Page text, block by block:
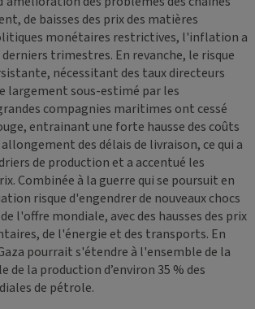
de baisses des prix des matières
monétaires restrictives, l'inflation a
trimestres. En revanche, le risque
nécessitant des taux directeurs
largement sous-estimé par les
compagnies maritimes ont cessé
entrainant une forte hausse des coûts
des délais de livraison, ce qui a
de production et a accentué les
Combinée à la guerre qui se poursuit en
risque d'engendrer de nouveaux chocs
l'offre mondiale, avec des hausses des prix
de l'énergie et des transports. En
pourrait s'étendre à l'ensemble de la
de la production d’environ 35 % des
de pétrole.